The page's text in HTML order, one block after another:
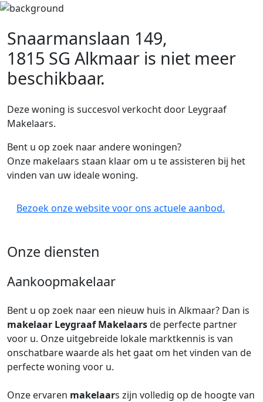
Snaarmanslaan 149,
1815 SG Alkmaar is niet meer
beschikbaar.
Deze woning is succesvol verkocht door Leygraaf
Makelaars.
Bent u op zoek naar andere woningen?
Onze makelaars staan klaar om u te assisteren bij het
vinden van uw ideale woning.
Bezoek onze website voor ons actuele aanbod.
Onze diensten
Aankoopmakelaar
Bent u op zoek naar een nieuw huis in Alkmaar? Dan is
makelaar Leygraaf Makelaarsde perfecte partner
voor u. Onze uitgebreide lokale marktkennis is van
onschatbare waarde als het gaat om het vinden van de
perfecte woning voor u.
Onze ervaren makelaars zijn volledig op de hoogte van